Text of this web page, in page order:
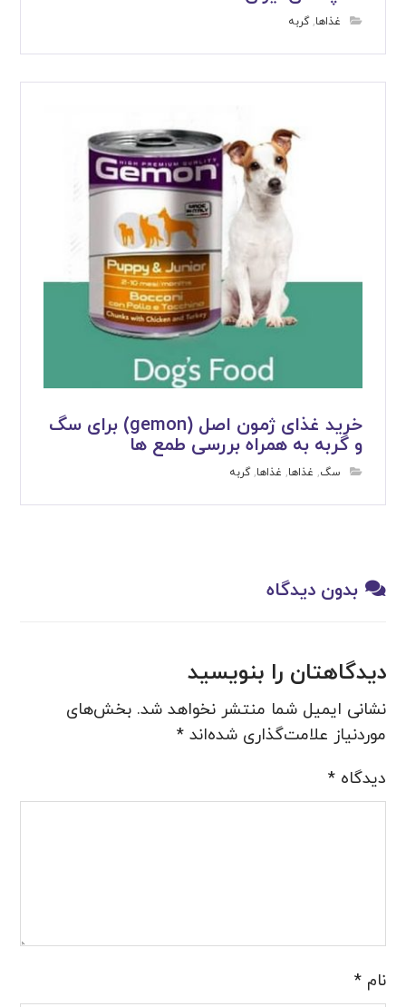
غذاها,گربه
خرید غذای ژمون اصل (gemon) برای سگ
و گربه به همراه بررسی طمع ها
سگ, غذاها, غذاها,گربه
بدون دیدگاه
دیدگاهتان را بنویسید
نشانی ایمیل شما منتشر نخواهد شد. بخش‌های
موردنیاز علامت‌گذاری شده‌اند*
دیدگاه*
نام*